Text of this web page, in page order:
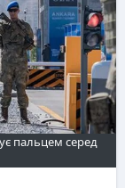
пальцем серед